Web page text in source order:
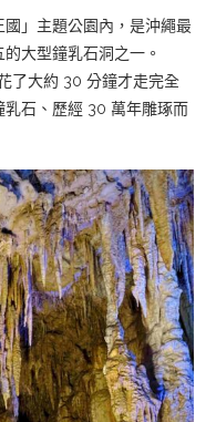
」主題公園內，是沖繩最
大型鐘乳石洞之一。
了大約 30 分鐘才走完全
石、歷經 30 萬年雕琢而